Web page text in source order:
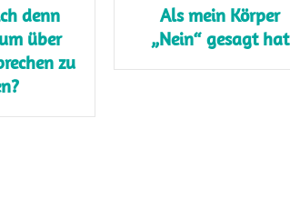
denn
über
zu
Als mein Körper
„Nein“ gesagt hat